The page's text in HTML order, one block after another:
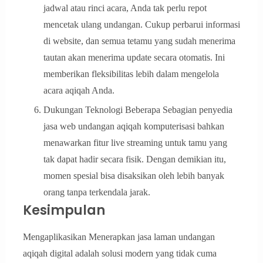
jadwal atau rinci acara, Anda tak perlu repot
mencetak ulang undangan. Cukup perbarui informasi
di website, dan semua tetamu yang sudah menerima
tautan akan menerima update secara otomatis. Ini
memberikan fleksibilitas lebih dalam mengelola
acara aqiqah Anda.
Dukungan Teknologi Beberapa Sebagian penyedia
jasa web undangan aqiqah komputerisasi bahkan
menawarkan fitur live streaming untuk tamu yang
tak dapat hadir secara fisik. Dengan demikian itu,
momen spesial bisa disaksikan oleh lebih banyak
orang tanpa terkendala jarak.
Kesimpulan
Mengaplikasikan Menerapkan jasa laman undangan
aqiqah digital adalah solusi modern yang tidak cuma